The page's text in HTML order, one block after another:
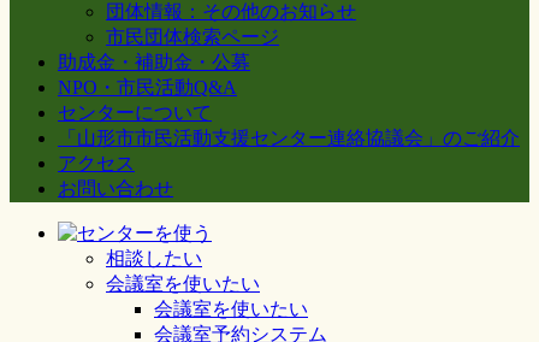
団体情報：その他のお知らせ
市民団体検索ページ
助成金・補助金・公募
NPO・市民活動Q&A
センターについて
「山形市市民活動支援センター連絡協議会」のご紹介
アクセス
お問い合わせ
相談したい
会議室を使いたい
会議室を使いたい
会議室予約システム